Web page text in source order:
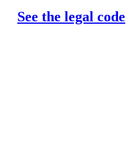
See the legal code